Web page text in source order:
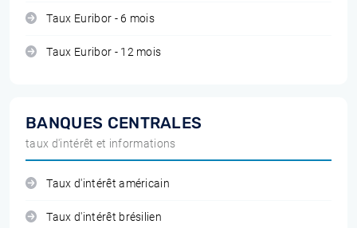
Taux Euribor - 6 mois
Taux Euribor - 12 mois
BANQUES CENTRALES
taux d'intérêt et informations
Taux d'intérêt américain
Taux d'intérêt brésilien